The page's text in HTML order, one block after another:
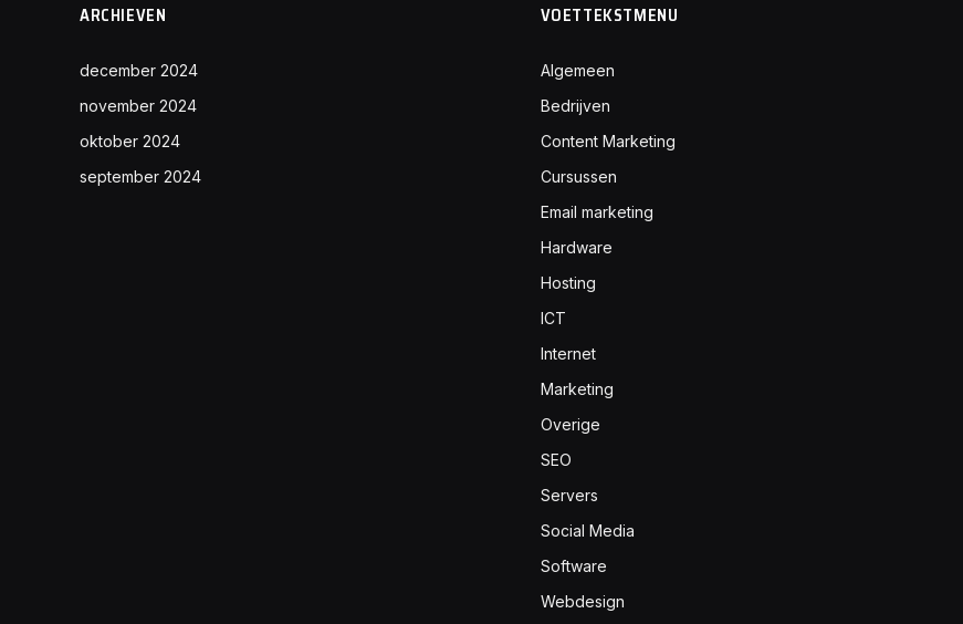
ARCHIEVEN
december 2024
november 2024
oktober 2024
september 2024
VOETTEKSTMENU
Algemeen
Bedrijven
Content Marketing
Cursussen
Email marketing
Hardware
Hosting
ICT
Internet
Marketing
Overige
SEO
Servers
Social Media
Software
Webdesign